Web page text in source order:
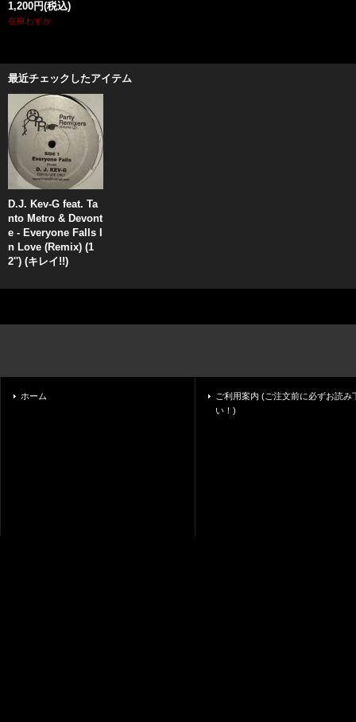
1,200円(税込)
在庫わずか
最近チェックしたアイテム
D.J. Kev-G feat. Ta
nto Metro & Devont
e - Everyone Falls I
n Love (Remix) (1
2'') (キレイ!!)
ホーム
ご利用案内 (ご注文前に必ずお読み
い！)